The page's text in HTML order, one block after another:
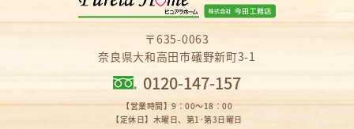
〒635-0063
奈良県大和高田市礒野新町3-1
0120-147-157
【営業時間】9：00～18：00
【定休日】木曜日、第1･第3日曜日